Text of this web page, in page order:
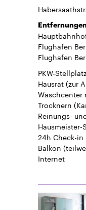
Flughafen
Flughafen
PKW-
Hausrat(zur
Waschcenter
Trocknern
Reinungs-
Hausmeister-
24h Check-in
Balkon
Internet